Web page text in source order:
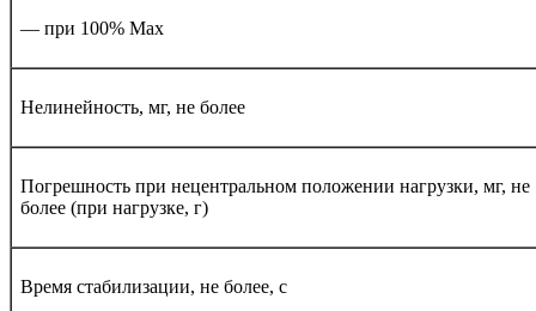
— при 100% Мах
Нелинейность, мг, не более
Погрешность при нецентральном положении нагрузки, мг, не
более (при нагрузке, г)
Время стабилизации, не более, с